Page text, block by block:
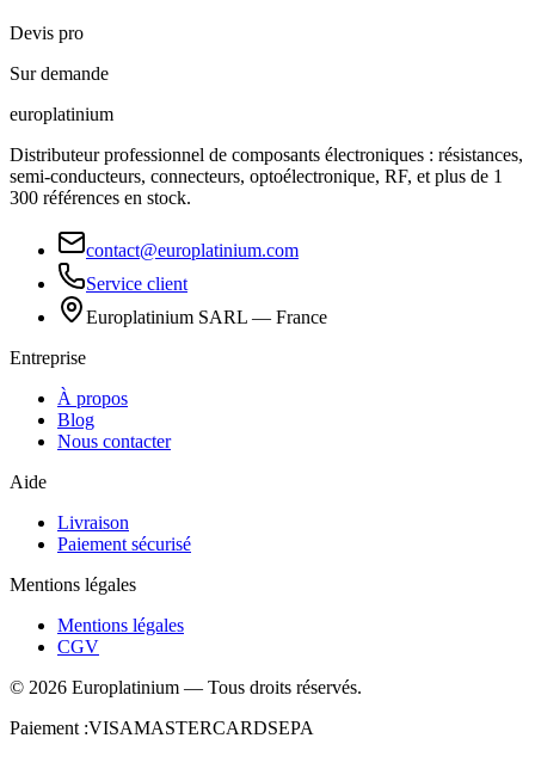
Devis pro
Sur demande
europlatinium
Distributeur professionnel de composants électroniques : résistances,
semi-conducteurs, connecteurs, optoélectronique, RF, et plus de 1
300 références en stock.
contact@europlatinium.com
Service client
Europlatinium SARL — France
Entreprise
À propos
Blog
Nous contacter
Aide
Livraison
Paiement sécurisé
Mentions légales
Mentions légales
CGV
© 2026 Europlatinium — Tous droits réservés.
Paiement :VISAMASTERCARDSEPA